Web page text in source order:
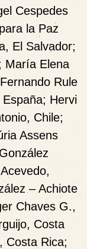
Cespedes
la Paz
, El Salvador;
María Elena
Fernando Rule
España; Hervi
, Chile;
Assens
,
– Achiote
Chaves G.,
, Costa
, Costa Rica;